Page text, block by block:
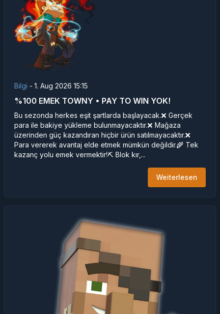
Bilgi - 1. Aug 2026 15:15
%100 EMEK TOWNY • PAY TO WIN YOK!
Bu sezonda herkes eşit şartlarda başlayacak.❌ Gerçek
para ile bakiye yükleme bulunmayacaktır.❌ Mağaza
üzerinden güç kazandıran hiçbir ürün satılmayacaktır.❌
Para vererek avantaj elde etmek mümkün değildir.🌾 Tek
kazanç yolu emek vermektir!⛏️ Blok kır,...
Weiterlesen